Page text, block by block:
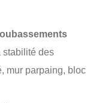
stabilité des
mur parpaing, bloc